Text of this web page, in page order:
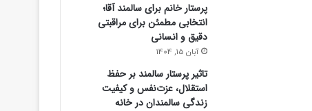
پرستار خانم برای سالمند آقا؛
انتخابی مطمئن برای مراقبتی
دقیق و انسانی
آبان 15, 1404
تاثیر پرستار سالمند بر حفظ
استقلال، عزت‌نفس و کیفیت
زندگی سالمندان در خانه